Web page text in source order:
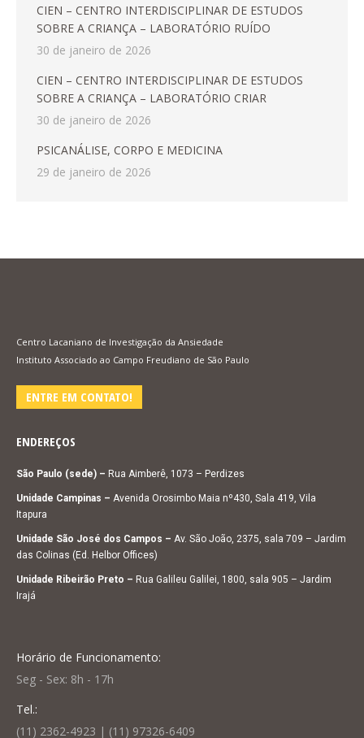
CIEN – CENTRO INTERDISCIPLINAR DE ESTUDOS
SOBRE A CRIANÇA – LABORATÓRIO RUÍDO
30 de janeiro de 2026
CIEN – CENTRO INTERDISCIPLINAR DE ESTUDOS
SOBRE A CRIANÇA – LABORATÓRIO CRIAR
30 de janeiro de 2026
PSICANÁLISE, CORPO E MEDICINA
29 de janeiro de 2026
Centro Lacaniano de Investigação da Ansiedade
Instituto Associado ao Campo Freudiano de São Paulo
ENTRE EM CONTATO!
ENDEREÇOS
São Paulo (sede) – Rua Aimberê, 1073 – Perdizes
Unidade Campinas – Avenida Orosimbo Maia nº430, Sala 419, Vila
Itapura
Unidade São José dos Campos – Av. São João, 2375, sala 709 – Jardim
das Colinas (Ed. Helbor Offices)
Unidade Ribeirão Preto – Rua Galileu Galilei, 1800, sala 905 – Jardim
Irajá
Horário de Funcionamento:
Seg - Sex: 8h - 17h
Tel.:
(11) 2362-4923 | (11) 97326-6409